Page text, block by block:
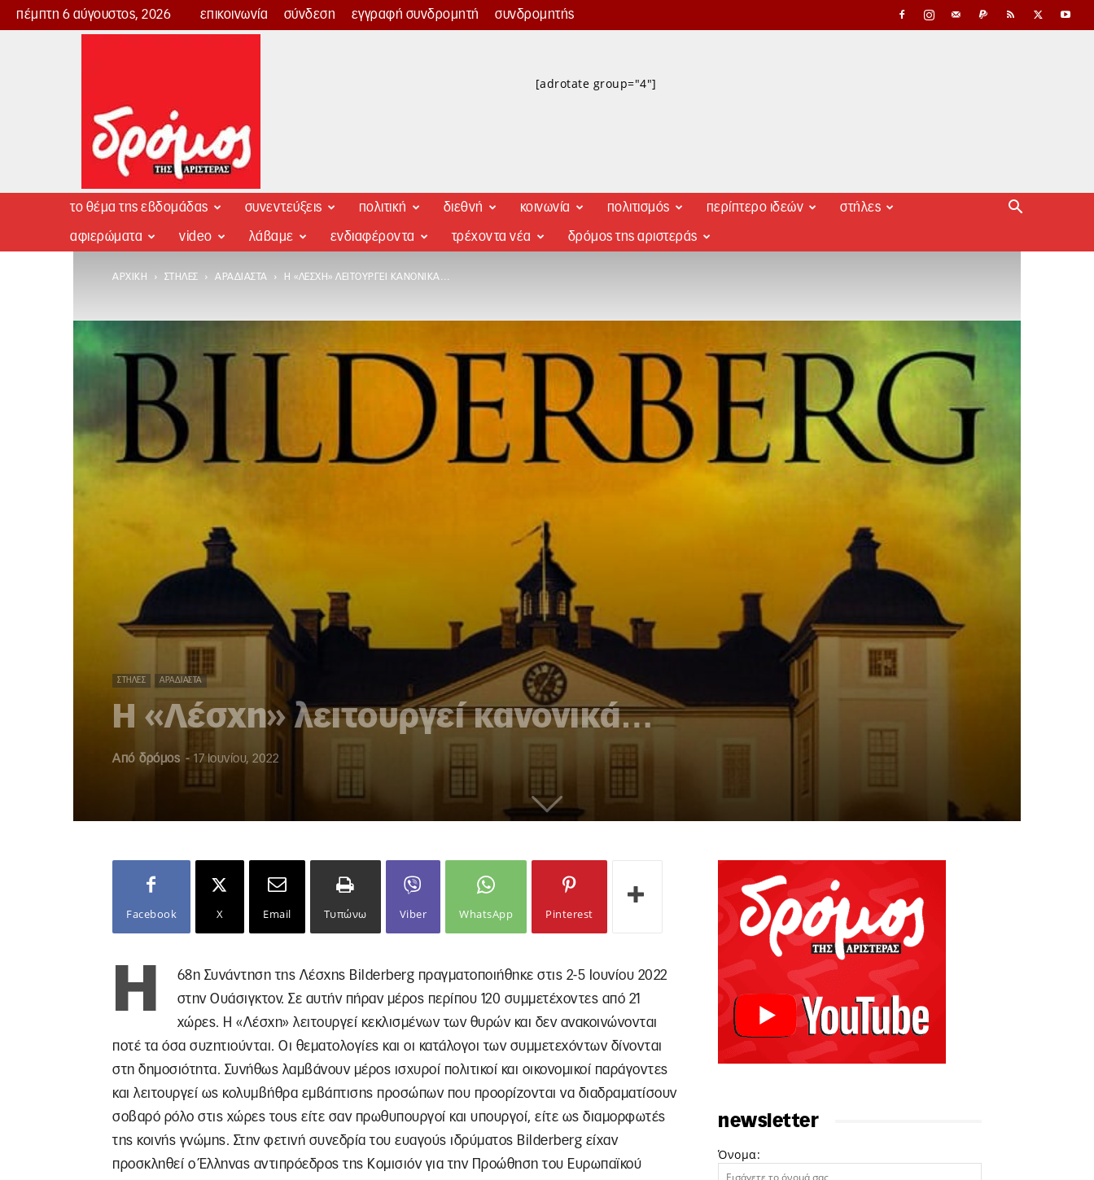
πέμπτη 6 αύγουστος, 2026 επικοινωνία σύνδεση εγγραφή συνδρομητή συνδρομητής
Δρόμος
[adrotate group="4"]
το θέμα της εβδομάδας συνεντεύξεις πολιτική διεθνή κοινωνία πολιτισμός περίπτερο ιδεών στήλες
αφιερώματα video λάβαμε ενδιαφέροντα τρέχοντα νέα δρόμος της αριστεράς
ΑΡΧΙΚΉ ΣΤΉΛΕΣ ΑΡΑΔΙΑΣΤΆ Η «ΛΈΣΧΗ» ΛΕΙΤΟΥΡΓΕΊ ΚΑΝΟΝΙΚΆ…
ΣΤΉΛΕΣ ΑΡΑΔΙΑΣΤΆ
Η «Λέσχη» λειτουργεί κανονικά…
Από δρόμος - 17 Ιουνίου, 2022
Facebook X Email Τυπώνω Viber WhatsApp Pinterest
Η
68η Συνάντηση της Λέσχης Bilderberg πραγματοποιήθηκε στις 2-5 Ιουνίου 2022
στην Ουάσιγκτον. Σε αυτήν πήραν μέρος περίπου 120 συμμετέχοντες από 21
χώρες. Η «Λέσχη» λειτουργεί κεκλισμένων των θυρών και δεν ανακοινώνονται
ποτέ τα όσα συζητιούνται. Οι θεματολογίες και οι κατάλογοι των συμμετεχόντων δίνονται
στη δημοσιότητα. Συνήθως λαμβάνουν μέρος ισχυροί πολιτικοί και οικονομικοί παράγοντες
και λειτουργεί ως κολυμβήθρα εμβάπτισης προσώπων που προορίζονται να διαδραματίσουν
σοβαρό ρόλο στις χώρες τους είτε σαν πρωθυπουργοί και υπουργοί, είτε ως διαμορφωτές
της κοινής γνώμης. Στην φετινή συνεδρία του ευαγούς ιδρύματος Bilderberg είχαν
προσκληθεί ο Έλληνας αντιπρόεδρος της Κομισιόν για την Προώθηση του Ευρωπαϊκού
newsletter
Όνομα: